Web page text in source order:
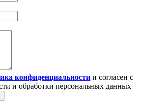
конфиденциальности и согласен с
и обработки персональных данных